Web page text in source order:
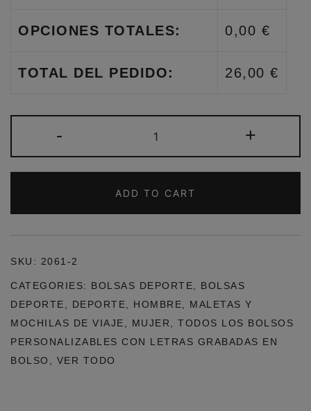
OPCIONES TOTALES: 0,00 €
TOTAL DEL PEDIDO: 26,00 €
-
GRIS
CLARO
PERSONALIZABLE
QUANTITY
+
ADD TO CART
SKU: 2061-2
CATEGORIES: BOLSAS DEPORTE
BOLSAS
DEPORTE
DEPORTE HOMBRE
MALETAS Y
MOCHILAS DE VIAJE
MUJER
TODOS LOS BOLSOS
PERSONALIZABLES CON LETRAS GRABADAS EN
BOLSO
VER TODO